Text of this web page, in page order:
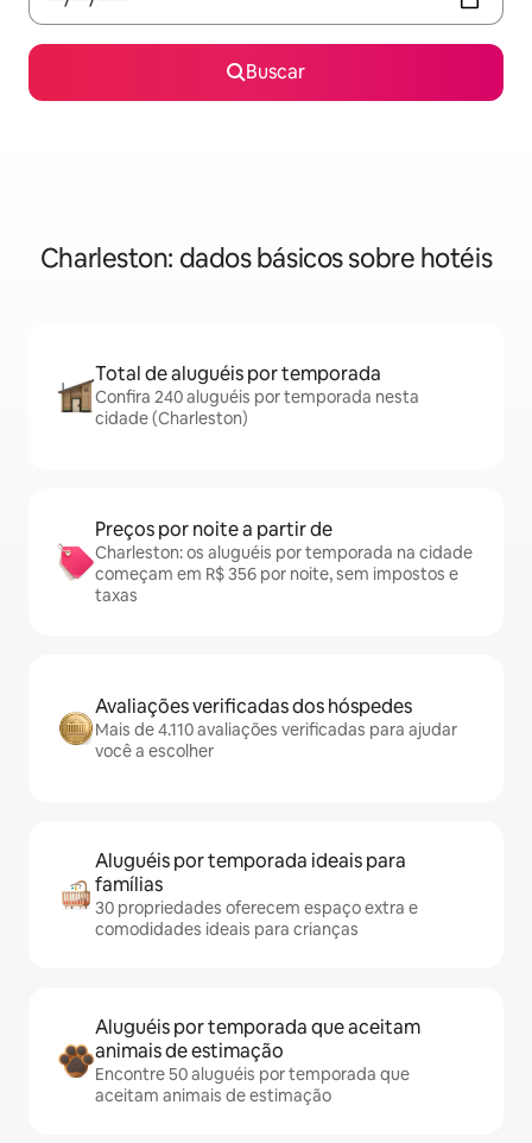
Buscar
Charleston: dados básicos sobre hotéis
Total de aluguéis por temporada
Confira 240 aluguéis por temporada nesta
cidade (Charleston)
Preços por noite a partir de
Charleston: os aluguéis por temporada na cidade
começam em R$ 356 por noite, sem impostos e
taxas
Avaliações verificadas dos hóspedes
Mais de 4.110 avaliações verificadas para ajudar
você a escolher
Aluguéis por temporada ideais para
famílias
30 propriedades oferecem espaço extra e
comodidades ideais para crianças
Aluguéis por temporada que aceitam
animais de estimação
Encontre 50 aluguéis por temporada que
aceitam animais de estimação